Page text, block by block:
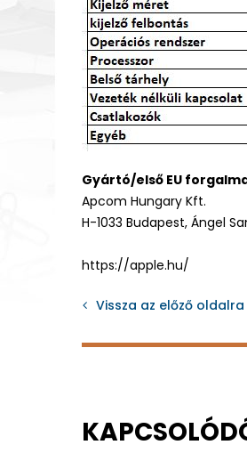
Gyártó/első EU
Apcom Hungary Kft.
H-1033 Budapest, Ángel
https://apple.hu/
Vissza az előző oldalra